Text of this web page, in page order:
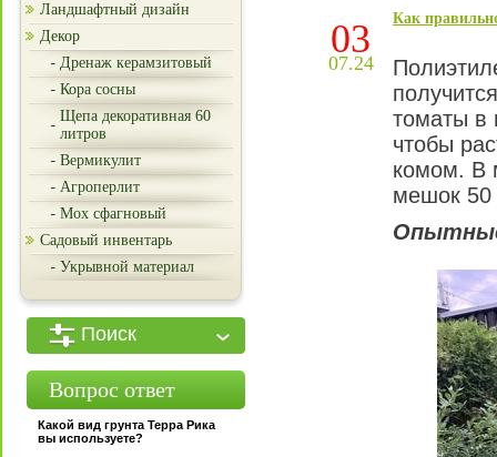
Ландшафтный дизайн
Декор
Дренаж керамзитовый
Кора сосны
Щепа декоративная 60
литров
Вермикулит
Агроперлит
Мох сфагновый
Садовый инвентарь
Укрывной материал
Поиск
Вопрос ответ
Какой вид грунта Терра Рика
вы используете?
03
07.24
Как
томаты в
чтобы
комом. В
мешок 50